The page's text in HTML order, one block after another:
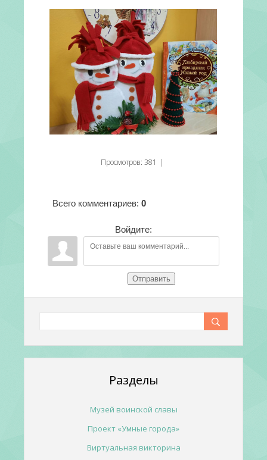
Просмотров: 381 |
Всего комментариев: 0
Войдите:
Отправить
Разделы
Музей воинской славы
Проект «Умные города»
Виртуальная викторина